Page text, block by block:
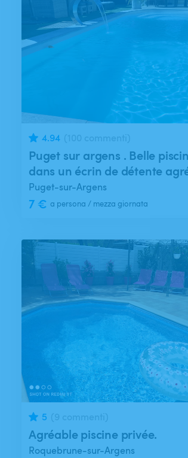
4.94
Puget sur argens . Belle
dans un écrin de détente agréable tout
équipée sans vis à vis.
piscine est indépendante de
Puget-sur-Argens
7 € a persona / mezza giornata
5
Agréable piscine privée.
Roquebrune-sur-Argens